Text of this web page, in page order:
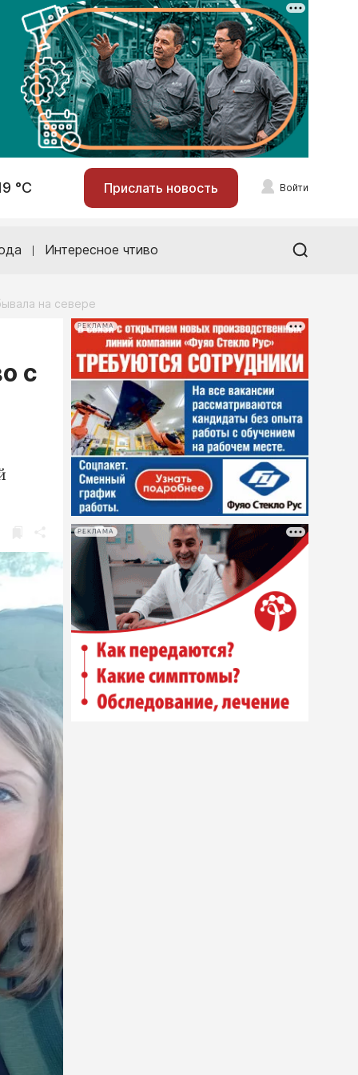
°С Прислать новость Войти
Интересное чтиво
на севере
с
РЕКЛАМА
РЕКЛАМА